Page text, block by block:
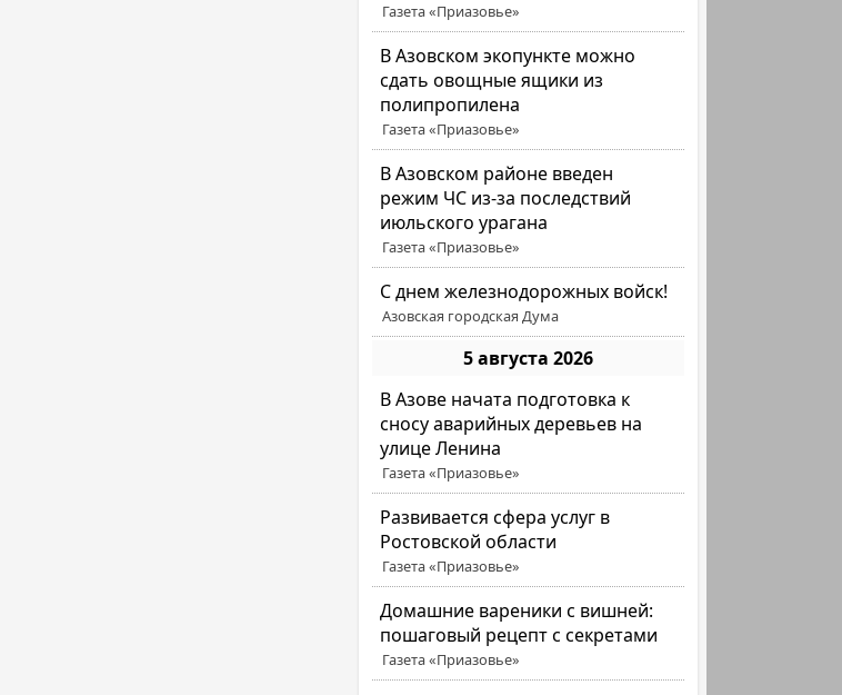
Газета «Приазовье»
В Азовском экопункте можно
сдать овощные ящики из
полипропилена
Газета «Приазовье»
В Азовском районе введен
режим ЧС из-за последствий
июльского урагана
Газета «Приазовье»
С днем железнодорожных войск!
Азовская городская Дума
5 августа 2026
В Азове начата подготовка к
сносу аварийных деревьев на
улице Ленина
Газета «Приазовье»
Развивается сфера услуг в
Ростовской области
Газета «Приазовье»
Домашние вареники с вишней:
пошаговый рецепт с секретами
Газета «Приазовье»